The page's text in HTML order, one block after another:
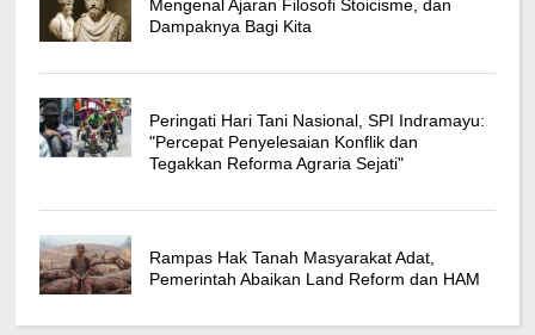
Mengenal Ajaran Filosofi Stoicisme, dan
Dampaknya Bagi Kita
Peringati Hari Tani Nasional, SPI Indramayu:
"Percepat Penyelesaian Konflik dan
Tegakkan Reforma Agraria Sejati"
Rampas Hak Tanah Masyarakat Adat,
Pemerintah Abaikan Land Reform dan HAM